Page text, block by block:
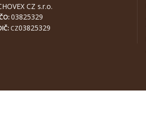
CZ s.r.o.
03825329
CZ03825329